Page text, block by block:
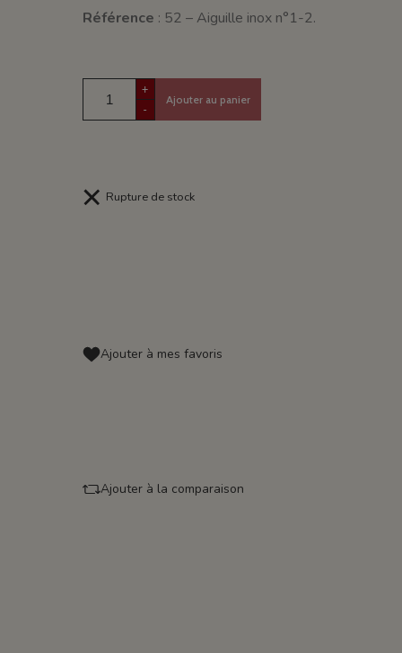
Référence : 52 – Aiguille inox n°1-2.
+
-
Ajouter au panier
Rupture de stock
Ajouter à mes favoris
Ajouter à la comparaison